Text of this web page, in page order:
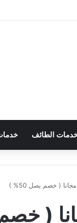
الطائف
( خصم يصل 50% )
خصم